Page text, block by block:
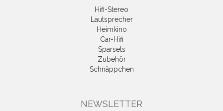
Hifi-Stereo
Lautsprecher
Heimkino
Car-Hifi
Sparsets
Zubehör
Schnäppchen
NEWSLETTER